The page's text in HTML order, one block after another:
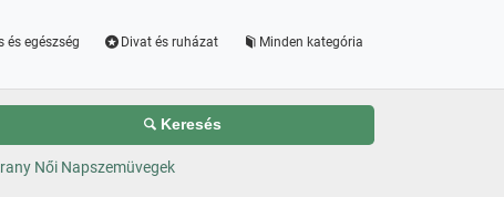
és egészség Divat és ruházat Minden kategória
Keresés
Női Napszemüvegek